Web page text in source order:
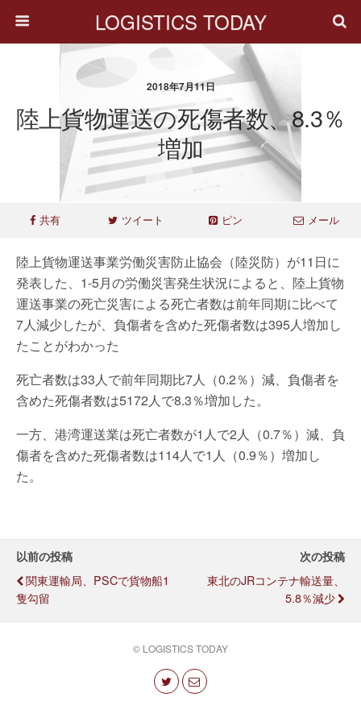
LOGISTICS TODAY
2018年7月11日
陸上貨物運送の死傷者数、8.3％
増加
共有 ツイート ピン メール
陸上貨物運送事業労働災害防止協会（陸災防）が11日に
発表した、1-5月の労働災害発生状況によると、陸上貨物
運送事業の死亡災害による死亡者数は前年同期に比べて
7人減少したが、負傷者を含めた死傷者数は395人増加し
たことがわかった
死亡者数は33人で前年同期比7人（0.2％）減、負傷者を
含めた死傷者数は5172人で8.3％増加した。
一方、港湾運送業は死亡者数が1人で2人（0.7％）減、負
傷者を含めた死傷者数は114人で1人（0.9％）増加し
た。
以前の投稿
関東運輸局、PSCで貨物船1
隻勾留
次の投稿
東北のJRコンテナ輸送量、
5.8％減少
© LOGISTICS TODAY